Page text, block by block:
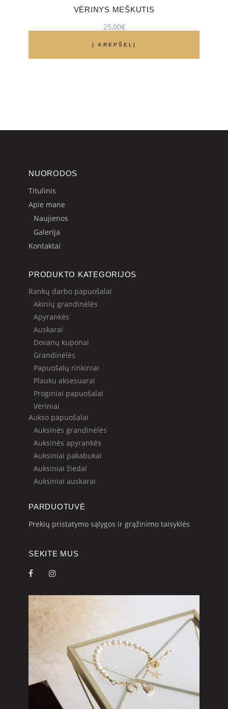
VĖRINYS MEŠKUTIS
25,00€
Į KREPŠELĮ
NUORODOS
Titulinis
Apie mane
Naujienos
Galerija
Kontaktai
PRODUKTO KATEGORIJOS
Rankų darbo papuošalai
Akinių grandinėlės
Apyrankės
Auskarai
Dovanų kuponai
Grandinėlės
Papuošalų rinkiniai
Plauku aksesuarai
Proginiai papuošalai
Vėriniai
Aukso papuošalai
Auksinės grandinėlės
Auksinės apyrankės
Auksiniai pakabukai
Auksiniai žiedai
Auksiniai auskarai
PARDUOTUVĖ
Prekių pristatymo sąlygos ir grąžinimo taisyklės
SEKITE MUS